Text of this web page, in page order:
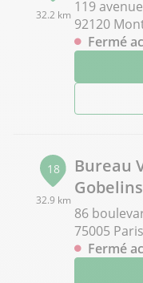
32.2 km 119
92120
Fermé
18
32.9 km
Bureau
86
75005
Fermé